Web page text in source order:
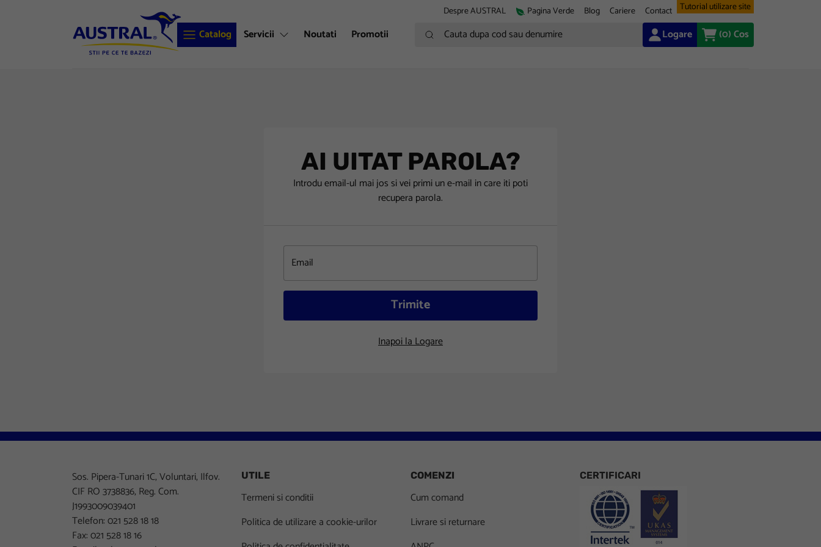
Despre AUSTRAL Pagina Verde Blog Cariere Contact Tutorial utilizare site
Catalog Servicii Noutati Promotii Cauta dupa cod sau denumire Logare (0)Cos
AI UITAT PAROLA?
Introdu email-ul mai jos si vei primi un e-mail in care iti poti
recupera parola.
Email
Trimite
Inapoi la Logare
Sos. Pipera-Tunari 1C, Voluntari, Ilfov.
CIF RO 3738836, Reg. Com.
J1993009039401
Telefon: 021 528 18 18
Fax: 021 528 18 16
UTILE
Termeni si conditii
Politica de utilizare a cookie-urilor
COMENZI
Cum comand
Livrare si returnare
CERTIFICARI